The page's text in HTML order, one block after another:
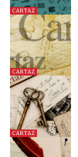
CARTAZ
CARTAZ
CARTAZ